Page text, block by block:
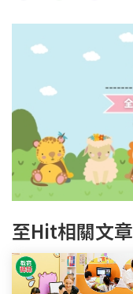
至Hit相關文章